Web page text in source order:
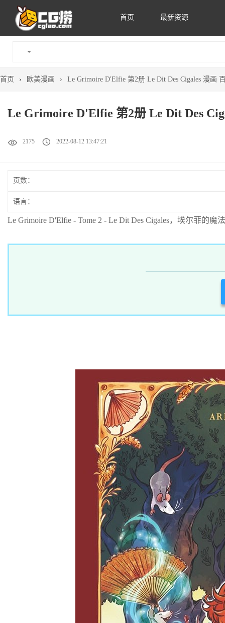
首页 最新资源
首页 › 欧美漫画 › Le Grimoire D'Elfie 第2册 Le Dit Des Cigales 漫画
Le Grimoire D'Elfie 第2册 Le Dit Des
2175 2022-08-12 13:47:21
页数：
语言：
Le Grimoire D'Elfie - Tome 2 - Le Dit Des Cigales，埃尔菲的